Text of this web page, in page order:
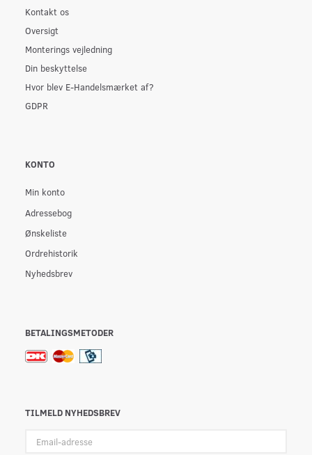
Kontakt os
Oversigt
Monterings vejledning
Din beskyttelse
Hvor blev E-Handelsmærket af?
GDPR
KONTO
Min konto
Adressebog
Ønskeliste
Ordrehistorik
Nyhedsbrev
BETALINGSMETODER
TILMELD NYHEDSBREV
adresse